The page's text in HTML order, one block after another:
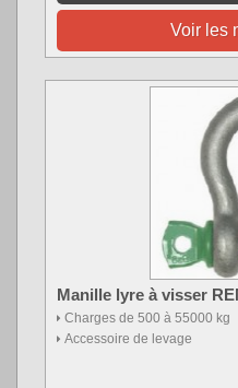
Voir les
Manille lyre à visser
Charges de 500 à 55000 kg
Accessoire de levage